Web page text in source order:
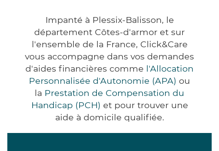
Impanté à Plessix-Balisson, le
département Côtes-d'armor et sur
l'ensemble de la France, Click&Care
vous accompagne dans vos demandes
d'aides financières comme l'Allocation
Personnalisée d'Autonomie (APA) ou
la Prestation de Compensation du
Handicap (PCH) et pour trouver une
aide à domicile qualifiée.